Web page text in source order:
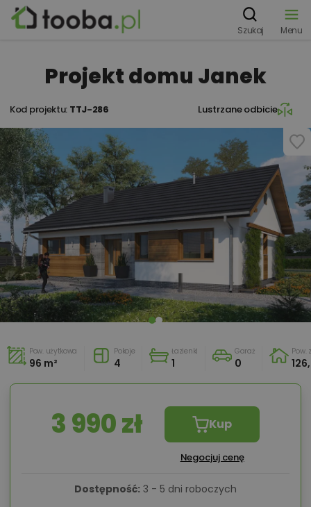
Szukaj Menu
Projekt domu Janek
Kod projektu: TTJ-286 Lustrzane odbicie
Pow. użytkowa
96 m²
Pokoje
4
Łazienki
1
Garaż
0
Pow.
3 990 zł Kup
Negocjuj cenę
Dostępność: 3 - 5 dni roboczych